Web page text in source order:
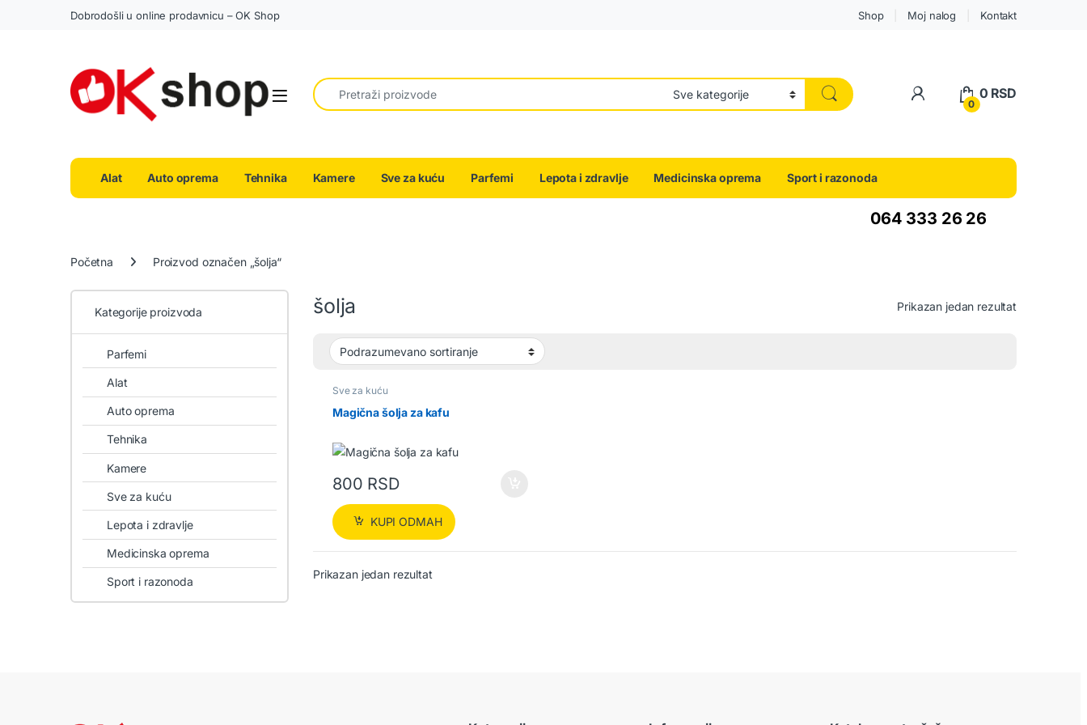
Dobrodošli u online prodavnicu – OK Shop Shop Moj nalog Kontakt
Search for:
0
0 RSD
Alat Auto oprema Tehnika Kamere Sve za kuću Parfemi Lepota i zdravlje Medicinska oprema Sport i razonoda
064 333 26 26
Početna Proizvod označen „šolja“
šolja Prikazan jedan rezultat
Sve za kuću
Magična šolja za kafu
800 RSD
KUPI ODMAH
Prikazan jedan rezultat
Kategorije proizvoda
Parfemi
Alat
Auto oprema
Tehnika
Kamere
Sve za kuću
Lepota i zdravlje
Medicinska oprema
Sport i razonoda